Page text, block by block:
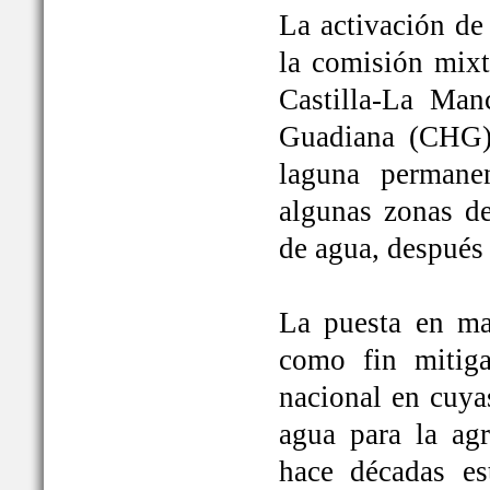
La activación
la comisión
Castilla-La
Guadiana
laguna
algunas zonas
de agua,
La puesta en
como fin
nacional en
agua para la
hace décadas